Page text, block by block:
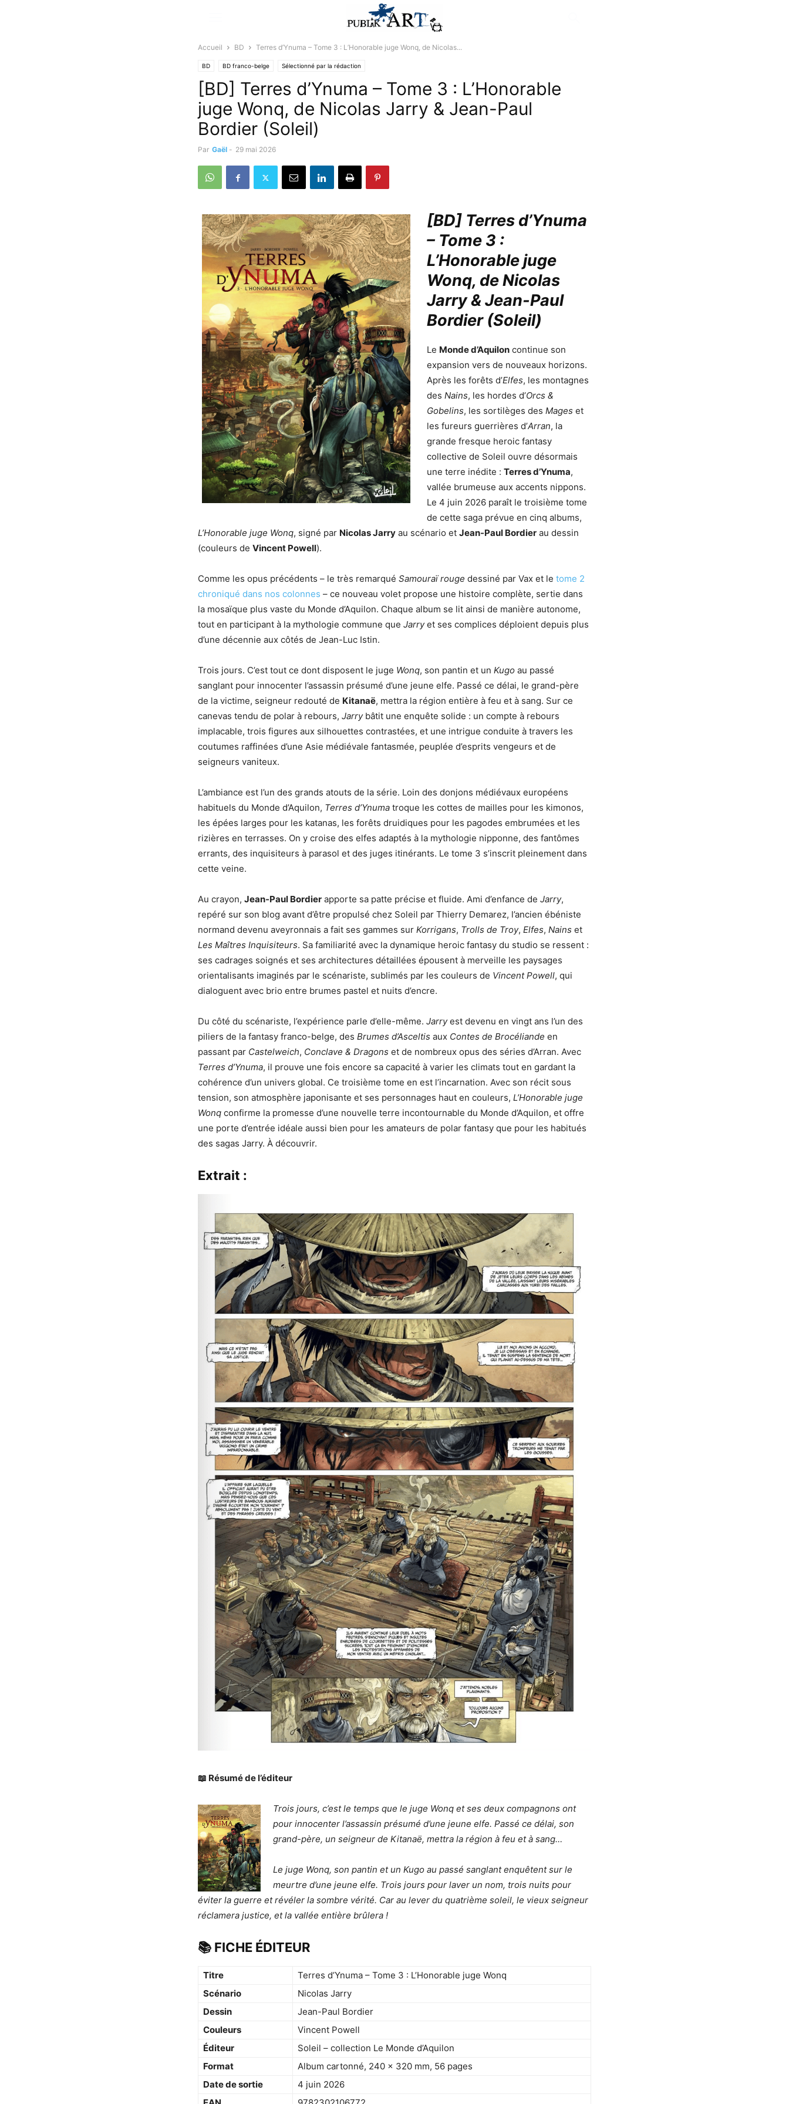
Accueil BD Terres d’Ynuma – Tome 3 : L’Honorable juge Wonq, de Nicolas...
BD BD franco-belge Sélectionné par la rédaction
[BD] Terres d’Ynuma – Tome 3 : L’Honorable
juge Wonq, de Nicolas Jarry & Jean-Paul
Bordier (Soleil)
Par Gaël - 29 mai 2026
[BD] Terres d’Ynuma
– Tome 3 :
L’Honorable juge
Wonq, de Nicolas
Jarry & Jean-Paul
Bordier (Soleil)
Le Monde d’Aquilon continue son
expansion vers de nouveaux horizons.
Après les forêts d’Elfes, les montagnes
des Nains, les hordes d’Orcs &
Gobelins, les sortilèges des Mages et
les fureurs guerrières d’Arran, la
grande fresque heroic fantasy
collective de Soleil ouvre désormais
une terre inédite : Terres d’Ynuma,
vallée brumeuse aux accents nippons.
Le 4 juin 2026 paraît le troisième tome
de cette saga prévue en cinq albums,
L’Honorable juge Wonq, signé par Nicolas Jarry au scénario et Jean-Paul Bordier au dessin
(couleurs de Vincent Powell).
Comme les opus précédents – le très remarqué Samouraï rouge dessiné par Vax et le tome 2
chroniqué dans nos colonnes – ce nouveau volet propose une histoire complète, sertie dans
la mosaïque plus vaste du Monde d’Aquilon. Chaque album se lit ainsi de manière autonome,
tout en participant à la mythologie commune que Jarryet ses complices déploient depuis plus
d’une décennie aux côtés de Jean-Luc Istin.
Trois jours. C’est tout ce dont disposent le juge Wonq, son pantin et un Kugo au passé
sanglant pour innocenter l’assassin présumé d’une jeune elfe. Passé ce délai, le grand-père
de la victime, seigneur redouté de Kitanaë, mettra la région entière à feu et à sang. Sur ce
canevas tendu de polar à rebours, Jarrybâtit une enquête solide : un compte à rebours
implacable, trois figures aux silhouettes contrastées, et une intrigue conduite à travers les
coutumes raffinées d’une Asie médiévale fantasmée, peuplée d’esprits vengeurs et de
seigneurs vaniteux.
L’ambiance est l’un des grands atouts de la série. Loin des donjons médiévaux européens
habituels du Monde d’Aquilon, Terres d’Ynuma troque les cottes de mailles pour les kimonos,
les épées larges pour les katanas, les forêts druidiques pour les pagodes embrumées et les
rizières en terrasses. On y croise des elfes adaptés à la mythologie nipponne, des fantômes
errants, des inquisiteurs à parasol et des juges itinérants. Le tome 3 s’inscrit pleinement dans
cette veine.
Au crayon, Jean-Paul Bordier apporte sa patte précise et fluide. Ami d’enfance de Jarry,
repéré sur son blog avant d’être propulsé chez Soleil par Thierry Demarez, l’ancien ébéniste
normand devenu aveyronnais a fait ses gammes sur Korrigans, Trolls de Troy, Elfes, Nains et
Les Maîtres Inquisiteurs. Sa familiarité avec la dynamique heroic fantasy du studio se ressent :
ses cadrages soignés et ses architectures détaillées épousent à merveille les paysages
orientalisants imaginés par le scénariste, sublimés par les couleurs de Vincent Powell, qui
dialoguent avec brio entre brumes pastel et nuits d’encre.
Du côté du scénariste, l’expérience parle d’elle-même. Jarryest devenu en vingt ans l’un des
piliers de la fantasy franco-belge, des Brumes d’Asceltis aux Contes de Brocéliande en
passant par Castelweich, Conclave & Dragons et de nombreux opus des séries d’Arran. Avec
Terres d’Ynuma, il prouve une fois encore sa capacité à varier les climats tout en gardant la
cohérence d’un univers global. Ce troisième tome en est l’incarnation. Avec son récit sous
tension, son atmosphère japonisante et ses personnages haut en couleurs, L’Honorable juge
Wonq confirme la promesse d’une nouvelle terre incontournable du Monde d’Aquilon, et offre
une porte d’entrée idéale aussi bien pour les amateurs de polar fantasy que pour les habitués
des sagas Jarry. À découvrir.
Extrait :
📖 Résumé de l’éditeur
Trois jours, c’est le temps que le juge Wonq et ses deux compagnons ont
pour innocenter l’assassin présumé d’une jeune elfe. Passé ce délai, son
grand-père, un seigneur de Kitanaë, mettra la région à feu et à sang…
Le juge Wonq, son pantin et un Kugo au passé sanglant enquêtent sur le
meurtre d’une jeune elfe. Trois jours pour laver un nom, trois nuits pour
éviter la guerre et révéler la sombre vérité. Car au lever du quatrième soleil, le vieux seigneur
réclamera justice, et la vallée entière brûlera !
📚 FICHE ÉDITEUR
Titre
Terres d’Ynuma – Tome 3 : L’Honorable juge Wonq
Scénario
Nicolas Jarry
Dessin
Jean-Paul Bordier
Couleurs
Vincent Powell
Éditeur
Soleil – collection Le Monde d’Aquilon
Format
Album cartonné, 240 × 320 mm, 56 pages
Date de sortie
4 juin 2026